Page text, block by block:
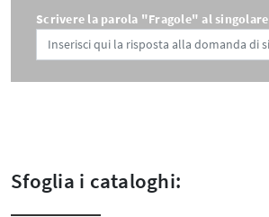
Scrivere la parola "Fragole" al singolare
Sfoglia i cataloghi: